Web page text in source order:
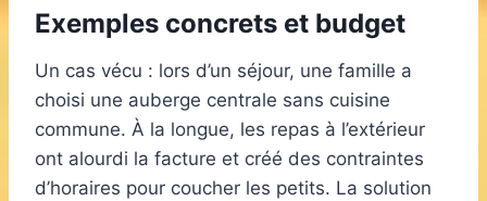
Exemples concrets et budget
Un cas vécu : lors d’un séjour, une famille a
choisi une auberge centrale sans cuisine
commune. À la longue, les repas à l’extérieur
ont alourdi la facture et créé des contraintes
d’horaires pour coucher les petits. La solution